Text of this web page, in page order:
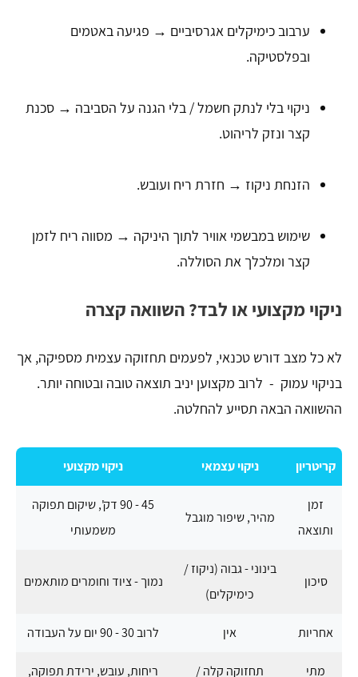
ערבוב כימיקלים אגרסיביים → פגיעה באטמים
ובפלסטיקה.
ניקוי בלי לנתק חשמל / בלי הגנה על הסביבה → סכנת
קצר ונזק לריהוט.
הזנחת ניקוז → חזרת ריח ועובש.
שימוש במבשמי אוויר לתוך היניקה → מסווה ריח לזמן
קצר ומלכלך את הסוללה.
ניקוי מקצועי או לבד? השוואה קצרה
לא כל מצב דורש טכנאי, לפעמים תחזוקה עצמית מספיקה, אך
בניקוי עמוק - לרוב מקצוען יניב תוצאה טובה ובטוחה יותר.
ההשוואה הבאה תסייע להחלטה.
קריטריון ניקוי עצמאי ניקוי מקצועי
זמן
ותוצאה
מהיר, שיפור מוגבל
45 - 90 דק', שיקום תפוקה
משמעותי
סיכון
בינוני - גבוה (ניקוז /
כימיקלים)
נמוך - ציוד וחומרים מותאמים
אחריות אין לרוב 30 - 90 יום על העבודה
מתי תחזוקה קלה / ריחות, עובש, ירידת תפוקה,